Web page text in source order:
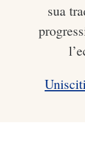
sua